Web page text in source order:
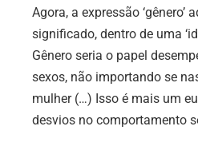
Agora, a expressão ‘gênero’
significado, dentro de uma
Gênero seria o papel
sexos, não importando se
mulher (…) Isso é mais um
desvios no comportamento